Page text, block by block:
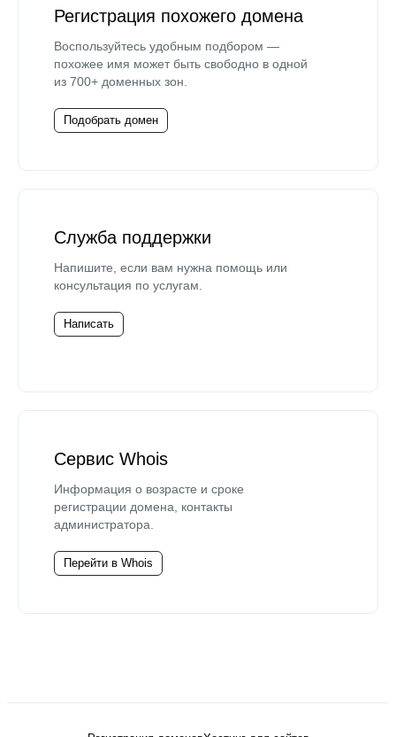
Регистрация похожего домена
Воспользуйтесь удобным подбором —
похожее имя может быть свободно в одной
из 700+ доменных зон.
Подобрать домен
Служба поддержки
Напишите, если вам нужна помощь или
консультация по услугам.
Написать
Сервис Whois
Информация о возрасте и сроке
регистрации домена, контакты
администратора.
Перейти в Whois